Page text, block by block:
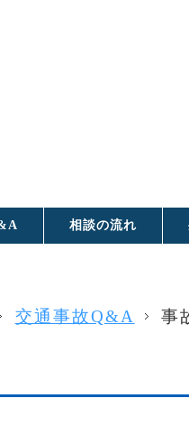
相談の流れ
交通事故Q&A
事